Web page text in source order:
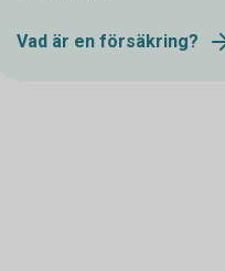
Vad är en försäkring?